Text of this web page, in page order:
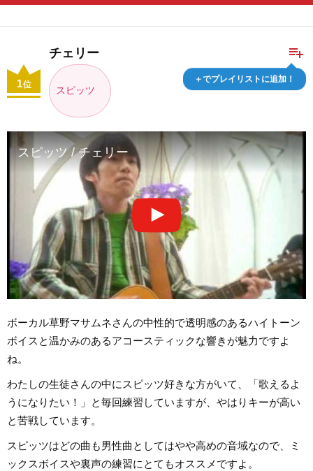
playlist_add
＋でプレイリストに追加！
チェリー
スピッツ
1位
スピッツ / チェリー
ボーカル草野マサムネさんの中性的で透明感のあるハイトーン
ボイスと温かみのあるアコースティックな響きが魅力ですよ
ね。
わたしの生徒さんの中にスピッツ好きな方がいて、「歌えるよ
うになりたい！」と毎回練習していますが、やはりキーが高い
と苦戦しています。
スピッツはどの曲も男性曲としてはやや高めの音域なので、ミ
ックスボイスや裏声の練習にとてもオススメですよ。